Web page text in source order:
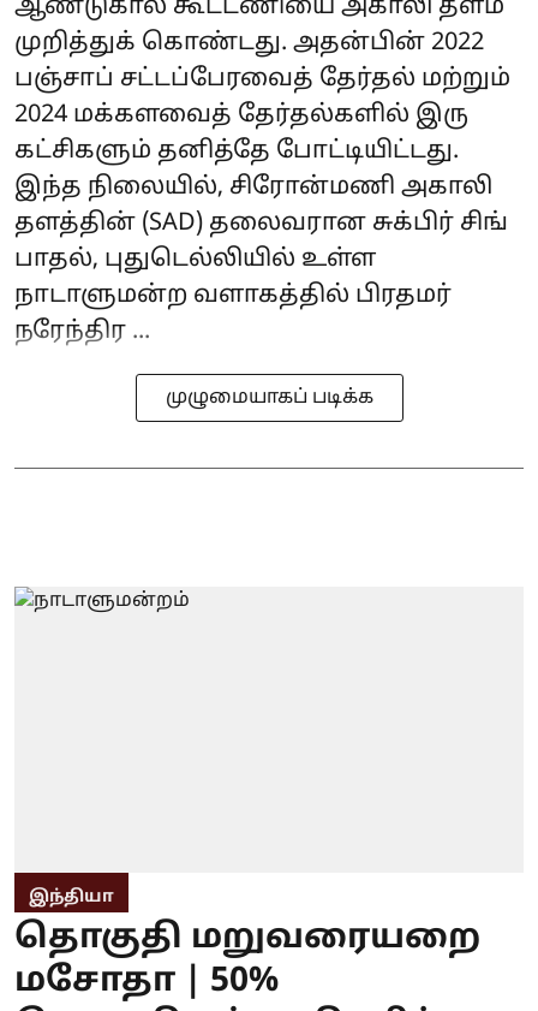
ஆண்டுகால கூட்டணியை அகாலி தளம்
முறித்துக் கொண்டது. அதன்பின் 2022
பஞ்சாப் சட்டப்பேரவைத் தேர்தல் மற்றும்
2024 மக்களவைத் தேர்தல்களில் இரு
கட்சிகளும் தனித்தே போட்டியிட்டது.
இந்த நிலையில், சிரோன்மணி அகாலி
தளத்தின் (SAD) தலைவரான சுக்பிர் சிங்
பாதல், புதுடெல்லியில் உள்ள
நாடாளுமன்ற வளாகத்தில் பிரதமர்
நரேந்திர ...
முழுமையாகப் படிக்க
இந்தியா
தொகுதி மறுவரையறை
மசோதா | 50%